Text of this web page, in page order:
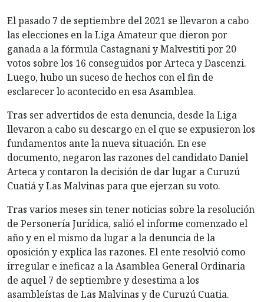
El pasado 7 de septiembre del 2021 se llevaron a cabo
las elecciones en la Liga Amateur que dieron por
ganada a la fórmula Castagnani y Malvestiti por 20
votos sobre los 16 conseguidos por Arteca y Dascenzi.
Luego, hubo un suceso de hechos con el fin de
esclarecer lo acontecido en esa Asamblea.
Tras ser advertidos de esta denuncia, desde la Liga
llevaron a cabo su descargo en el que se expusieron los
fundamentos ante la nueva situación. En ese
documento, negaron las razones del candidato Daniel
Arteca y contaron la decisión de dar lugar a Curuzú
Cuatiá y Las Malvinas para que ejerzan su voto.
Tras varios meses sin tener noticias sobre la resolución
de Personería Jurídica, salió el informe comenzado el
año y en el mismo da lugar a la denuncia de la
oposición y explica las razones. El ente resolvió como
irregular e ineficaz a la Asamblea General Ordinaria
de aquel 7 de septiembre y desestima a los
asambleístas de Las Malvinas y de Curuzú Cuatia.